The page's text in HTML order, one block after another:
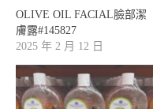
OLIVE OIL FACIAL臉部潔
膚露#145827
2025 年 2 月 12 日